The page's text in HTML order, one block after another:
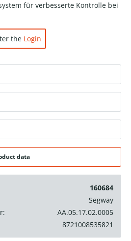
für verbesserte Kontrolle bei
the Login
data
160684
Segway
AA.05.17.02.0005
8721008535821